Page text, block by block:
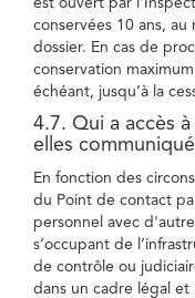
est ouvert par
conservées 10 ans,
dossier. En cas de
conservation
échéant, jusqu’à la
4.7. Qui a accès
elles
En fonction des
du Point de contact
personnel avec
s’occupant de
de contrôle ou
dans un cadre légal